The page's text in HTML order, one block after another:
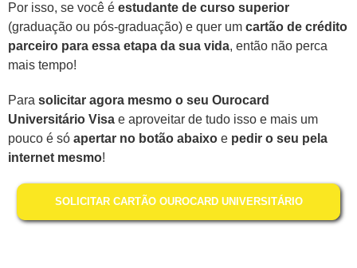
Por isso, se você é estudante de curso superior
(graduação ou pós-graduação) e quer um cartão de crédito
parceiro para essa etapa da sua vida, então não perca
mais tempo!
Para solicitar agora mesmo o seu Ourocard
Universitário Visa e aproveitar de tudo isso e mais um
pouco é só apertar no botão abaixo e pedir o seu pela
internet mesmo!
SOLICITAR CARTÃO OUROCARD UNIVERSITÁRIO